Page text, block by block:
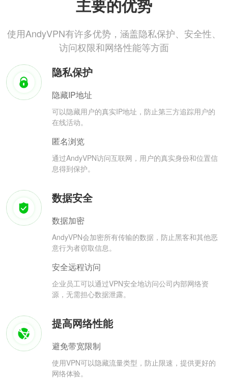
主要的优势
使用AndyVPN有许多优势，涵盖隐私保护、安全性、
访问权限和网络性能等方面
隐私保护
隐藏IP地址
可以隐藏用户的真实IP地址，防止第三方追踪用户的
在线活动。
匿名浏览
通过AndyVPN访问互联网，用户的真实身份和位置信
息得到保护。
数据安全
数据加密
AndyVPN会加密所有传输的数据，防止黑客和其他恶
意行为者窃取信息。
安全远程访问
企业员工可以通过VPN安全地访问公司内部网络资
源，无需担心数据泄露。
提高网络性能
避免带宽限制
使用VPN可以隐藏流量类型，防止限速，提供更好的
网络体验。